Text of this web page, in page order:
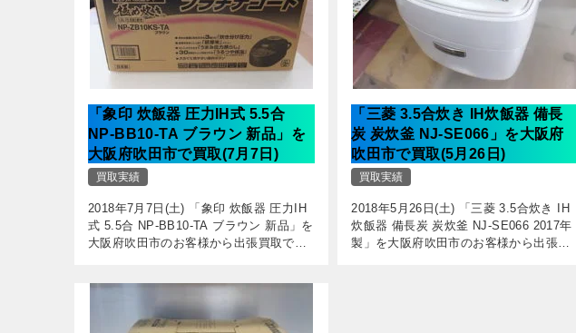
「象印 炊飯器 圧力IH式 5.5合
NP-BB10-TA ブラウン 新品」を
大阪府吹田市で買取(7月7日)
買取実績
2018年7月7日(土) 「象印 炊飯器 圧力IH
式 5.5合 NP-BB10-TA ブラウン 新品」を
大阪府吹田市のお客様から出張買取でお
「三菱 3.5合炊き IH炊飯器 備長
炭 炭炊釜 NJ-SE066」を大阪府
吹田市で買取(5月26日)
買取実績
2018年5月26日(土) 「三菱 3.5合炊き IH
炊飯器 備長炭 炭炊釜 NJ-SE066 2017年
製」を大阪府吹田市のお客様から出張買